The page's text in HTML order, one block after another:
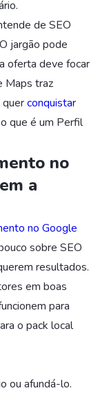
de SEO
jargão pode
oferta deve focar
Maps traz
conquistar
que é um Perfil
no
a
no Google
sobre SEO
resultados.
em boas
para
o pack local
ou afundá-lo.